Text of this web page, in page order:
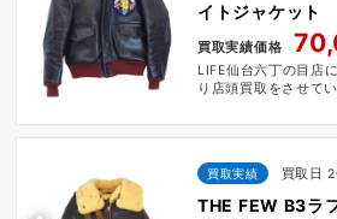
イトジャケット
買取実績価格
LIFE仙台六丁の目店
り店頭買取をさせて
買取実績 買取日
THE FEW B3ラ